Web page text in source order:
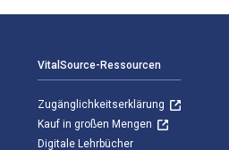
VitalSource-Ressourcen
Zugänglichkeitserklärung
Kauf in großen Mengen
Digitale Lehrbücher